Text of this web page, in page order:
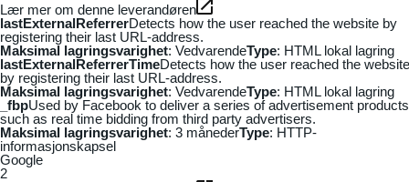
Lær mer om denne leverandøren
lastExternalReferrerDetects how the user reached the website by
registering their last URL-address.
Maksimal lagringsvarighet: VedvarendeType: HTML lokal lagring
lastExternalReferrerTimeDetects how the user reached the website
by registering their last URL-address.
Maksimal lagringsvarighet: VedvarendeType: HTML lokal lagring
_fbpUsed by Facebook to deliver a series of advertisement products
such as real time bidding from third party advertisers.
Maksimal lagringsvarighet: 3 månederType: HTTP-
informasjonskapsel
Google
2